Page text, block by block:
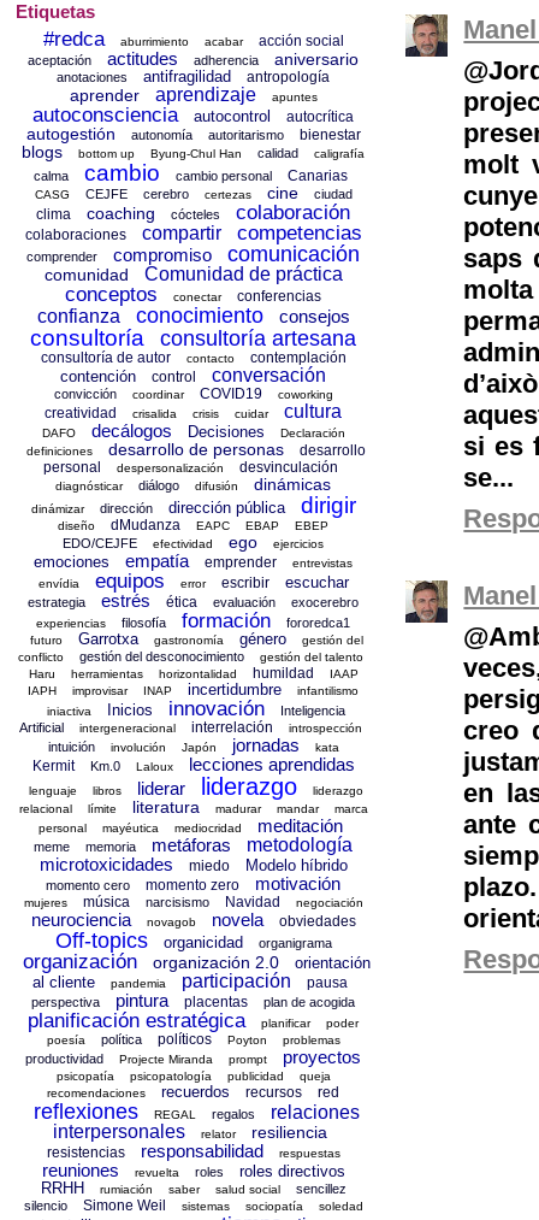
molt
saps
si es
se...
creo
en
ante
Etiquetas
#redca aburrimiento acabar acción social
aceptación actitudes adherencia aniversario
anotaciones antifragilidad antropología
aprender aprendizaje apuntes
autoconsciencia autocontrol autocrítica
autogestión autonomía autoritarismo bienestar
blogs bottom up Byung-Chul Han calidad caligrafía
calma cambio cambio personal Canarias
CASG CEJFE cerebro certezas cine ciudad
clima coaching cócteles colaboración
colaboraciones compartir competencias
comprender compromiso comunicación
comunidad Comunidad de práctica
conceptos conectar conferencias
confianza conocimiento consejos
consultoría consultoría artesana
consultoría de autor contacto contemplación
contención control conversación
convicción coordinar COVID19 coworking
creatividad crisalida crisis cuidar cultura
DAFO decálogos Decisiones
Declaración
definiciones
desarrollo de personas
desarrollo
personal
despersonalización desvinculación
diagnósticar diálogo difusión dinámicas
dinámizar dirección dirección pública dirigir
diseño dMudanza EAPC EBAP EBEP
EDO/CEJFE efectividad ego ejercicios
emociones empatía emprender
entrevistas
envídia
equipos error escribir escuchar
estrategia estrés ética evaluación exocerebro
experiencias filosofía formación fororedca1
futuro Garrotxa gastronomía género
gestión del
conflicto
gestión del desconocimiento
gestión del talento
Haru
herramientas horizontalidad humildad
IAAP
IAPH
improvisar INAP incertidumbre
infantilismo
iniactiva
Inicios innovación
Inteligencia
Artificial
intergeneracional interrelación introspección
intuición involución Japón jornadas kata
Kermit Km.0 Laloux lecciones aprendidas
lenguaje libros liderar liderazgo
liderazgo
relacional
límite literatura madurar mandar
marca
personal
mayéutica mediocridad meditación
meme memoria metáforas
metodología
microtoxicidades
miedo Modelo híbrido
momento cero momento zero motivación
mujeres música narcisismo Navidad negociación
neurociencia novagob novela obviedades
Off-topics organicidad organigrama
organización organización 2.0
orientación
al cliente
pandemia participación pausa
perspectiva pintura placentas plan de acogida
planificación estratégica planificar
poder
poesía
política políticos Poyton problemas
productividad Projecte Miranda prompt proyectos
psicopatía psicopatología publicidad
queja
recomendaciones
recuerdos recursos red
reflexiones REGAL regalos
relaciones
interpersonales
relator resiliencia
resistencias responsabilidad respuestas
reuniones revuelta roles
roles directivos
RRHH
rumiación saber salud social
sencillez
silencio
Simone Weil sistemas sociopatía soledad